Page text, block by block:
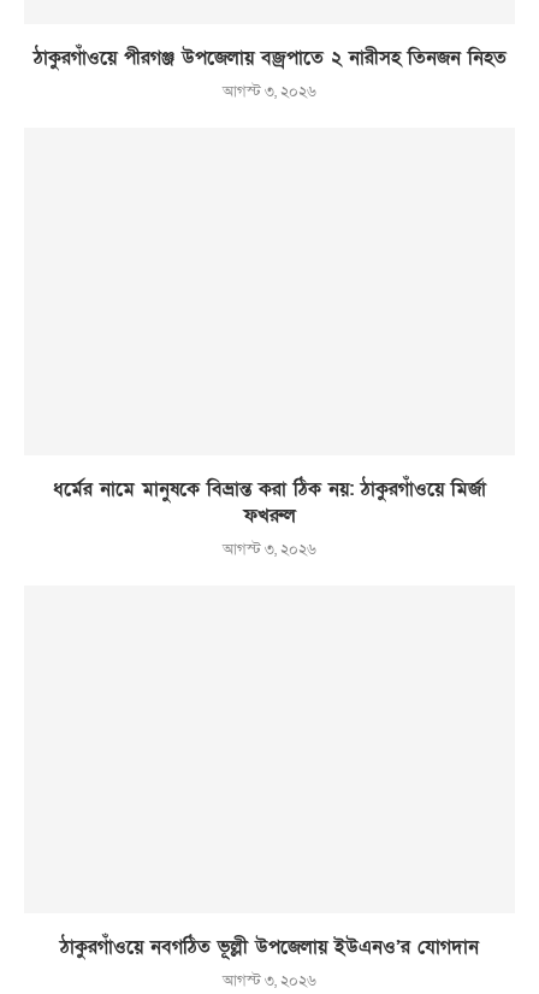
ঠাকুরগাঁওয়ে পীরগঞ্জ উপজেলায় বজ্রপাতে ২ নারীসহ তিনজন নিহত
আগস্ট ৩, ২০২৬
ধর্মের নামে মানুষকে বিভ্রান্ত করা ঠিক নয়: ঠাকুরগাঁওয়ে মির্জা
ফখরুল
আগস্ট ৩, ২০২৬
ঠাকুরগাঁওয়ে নবগঠিত ভূল্লী উপজেলায় ইউএনও’র যোগদান
আগস্ট ৩, ২০২৬